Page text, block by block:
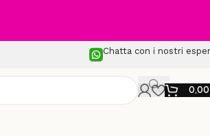
Chatta con i nostri